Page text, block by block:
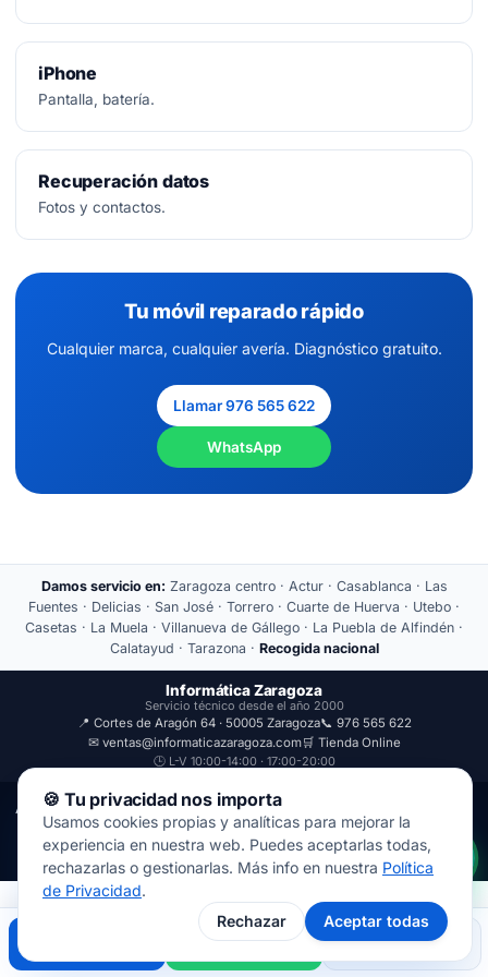
iPhone
Pantalla, batería.
Recuperación datos
Fotos y contactos.
Tu móvil reparado rápido
Cualquier marca, cualquier avería. Diagnóstico gratuito.
Llamar 976 565 622
WhatsApp
Damos servicio en: Zaragoza centro · Actur · Casablanca · Las
Fuentes · Delicias · San José · Torrero · Cuarte de Huerva · Utebo ·
Casetas · La Muela · Villanueva de Gállego · La Puebla de Alfindén ·
Calatayud · Tarazona · Recogida nacional
Informática Zaragoza
Servicio técnico desde el año 2000
📍 Cortes de Aragón 64 · 50005 Zaragoza📞 976 565 622
✉ ventas@informaticazaragoza.com🛒 Tienda Online
🕒 L-V 10:00-14:00 · 17:00-20:00
Aviso Legal
Política de Privacidad
© 2000-2026 · Javal Informática S.L. · Tienda Informática Zaragoza
· Reparación de Ordenadores, Portátiles y Móviles.
WhatsApp Mapa
🍪 Tu privacidad nos importa
Usamos cookies propias y analíticas para mejorar la
experiencia en nuestra web. Puedes aceptarlas todas,
rechazarlas o gestionarlas. Más info en nuestra Política
de Privacidad.
Rechazar
Aceptar todas